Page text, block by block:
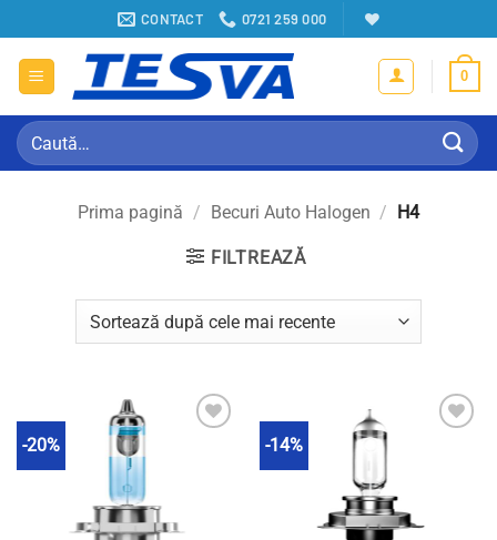
la
conținut
CONTACT 0721 259 000
0
Caută
după:
Prima pagină / Becuri Auto Halogen / H4
FILTREAZĂ
-20% Adauga in Wishlist -14% Adauga in Wishlist